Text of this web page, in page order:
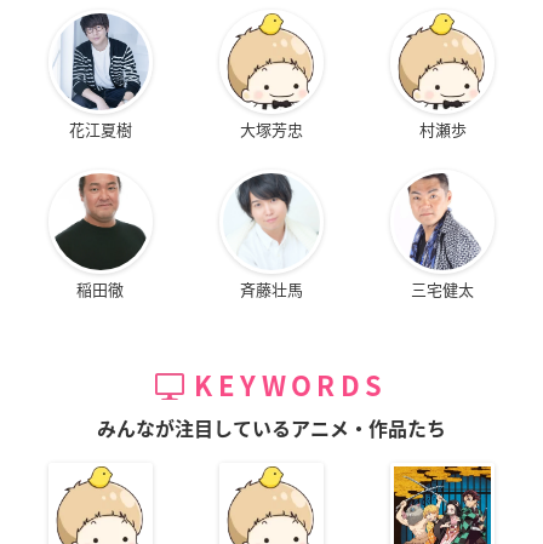
花江夏樹 大塚芳忠 村瀬歩
稲田徹 斉藤壮馬 三宅健太
KEYWORDS
みんなが注目しているアニメ・作品たち